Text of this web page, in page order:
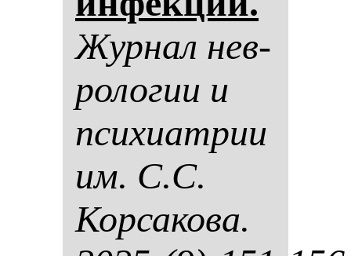
Жур­нал нев­
ро­ло­гии и
пси­хи­ат­рии
им. С.С.
Кор­са­ко­ва.